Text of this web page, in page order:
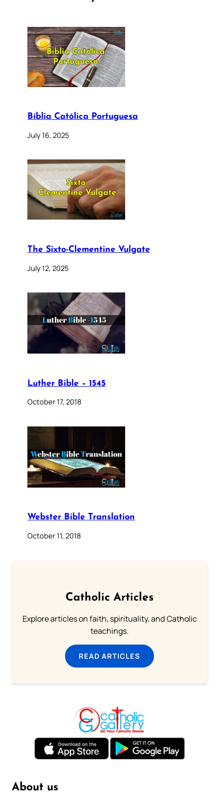
Bíblia Católica Portuguesa
July 16, 2025
The Sixto-Clementine Vulgate
July 12, 2025
Luther Bible – 1545
October 17, 2018
Webster Bible Translation
October 11, 2018
Catholic Articles
Explore articles on faith, spirituality, and Catholic
teachings.
READ ARTICLES
About us